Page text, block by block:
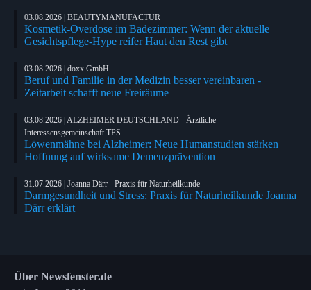
03.08.2026 | BEAUTYMANUFACTUR
Kosmetik-Overdose im Badezimmer: Wenn der aktuelle
Gesichtspflege-Hype reifer Haut den Rest gibt
03.08.2026 | doxx GmbH
Beruf und Familie in der Medizin besser vereinbaren -
Zeitarbeit schafft neue Freiräume
03.08.2026 | ALZHEIMER DEUTSCHLAND - Ärztliche
Interessensgemeinschaft TPS
Löwenmähne bei Alzheimer: Neue Humanstudien stärken
Hoffnung auf wirksame Demenzprävention
31.07.2026 | Joanna Därr - Praxis für Naturheilkunde
Darmgesundheit und Stress: Praxis für Naturheilkunde Joanna
Därr erklärt
Über Newsfenster.de